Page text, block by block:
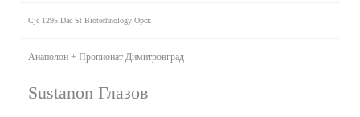
Cjc 1295 Dac St Biotechnology Орск
Анаполон + Пропионат Димитровград
Sustanon Глазов